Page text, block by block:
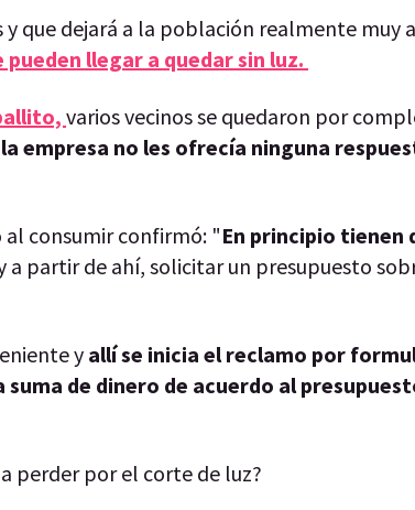
que dejará a la población realmente muy
llegar a quedar sin luz.
varios vecinos se quedaron por
la empresa no les ofrecía ninguna
al consumir confirmó: "En principio tienen
a partir de ahí, solicitar un presupuesto
y allí se inicia el reclamo por
suma de dinero de acuerdo al
perder por el corte de luz?